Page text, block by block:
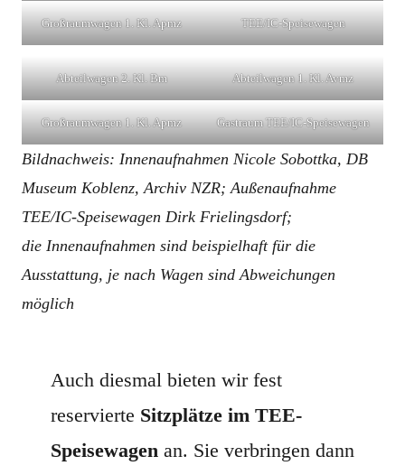
Großraumwagen 1. Kl. Apmz TEE/IC-Speisewagen
Abteilwagen 2. Kl. Bm Abteilwagen 1. Kl. Avmz
Großraumwagen 1. Kl. Apmz Gastraum TEE/IC-Speisewagen
Bildnachweis: Innenaufnahmen Nicole Sobottka, DB
Museum Koblenz, Archiv NZR; Außenaufnahme
TEE/IC-Speisewagen Dirk Frielingsdorf;
die Innenaufnahmen sind beispielhaft für die
Ausstattung, je nach Wagen sind Abweichungen
möglich
Auch diesmal bieten wir fest
reservierte Sitzplätze im TEE-
Speisewagen an. Sie verbringen dann